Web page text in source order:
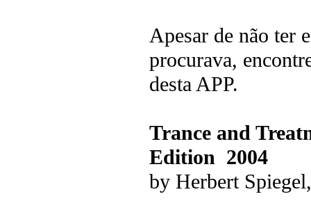
Apesar de não ter
procurava,
desta APP.
Trance and
Edition 2004
by Herbert